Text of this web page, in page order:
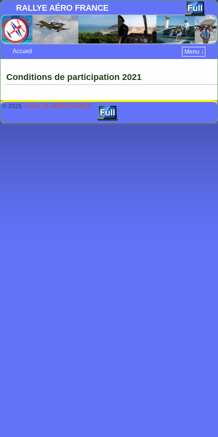
RALLYE AÉRO FRANCE
Accueil
Menu ↓
Conditions de participation 2021
© 2026 - RALLYE AÉRO FRANCE